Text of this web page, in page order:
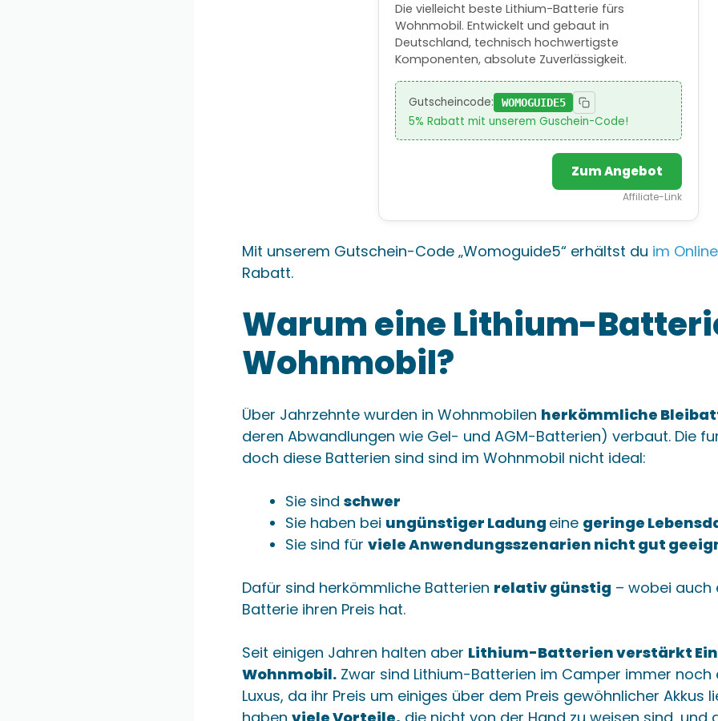
Die vielleicht beste Lithium-Batterie fürs
Wohnmobil. Entwickelt und gebaut in
Deutschland, technisch hochwertigste
Komponenten, absolute Zuverlässigkeit.
Gutscheincode: WOMOGUIDE5
5% Rabatt mit unserem Guschein-Code!
Zum Angebot
Affiliate-Link
Mit unserem Gutschein-Code „Womoguide5“ erhältst du im
Rabatt.
Warum eine Lithium-
Wohnmobil?
Über Jahrzehnte wurden in Wohnmobilen herkömmliche
deren Abwandlungen wie Gel- und AGM-Batterien) verbaut. Die
doch diese Batterien sind sind im Wohnmobil nicht ideal:
Sie sind schwer
Sie haben bei ungünstiger Ladung eine geringe
Sie sind für viele Anwendungsszenarien nicht gut
Dafür sind herkömmliche Batterien relativ günstig – wobei auch
Batterie ihren Preis hat.
Seit einigen Jahren halten aber Lithium-Batterien verstärkt
Wohnmobil. Zwar sind Lithium-Batterien im Camper immer noch
Luxus, da ihr Preis um einiges über dem Preis gewöhnlicher Akkus